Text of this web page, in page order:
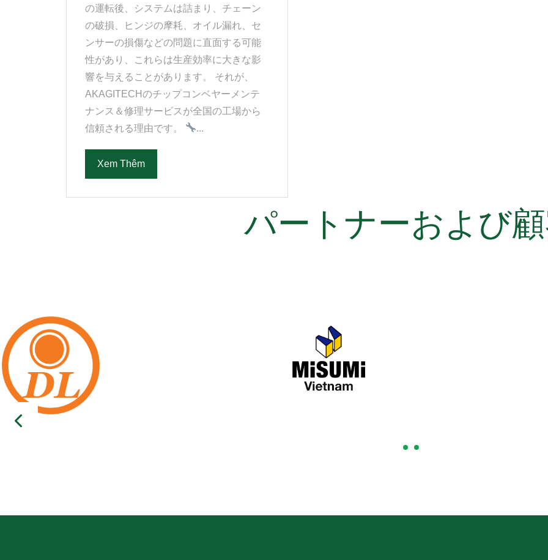
の運転後、システムは詰まり、チェーン
の破損、ヒンジの摩耗、オイル漏れ、セ
ンサーの損傷などの問題に直面する可能
性があり、これらは生産効率に大きな影
響を与えることがあります。 それが、
AKAGITECHのチップコンベヤーメンテ
ナンス＆修理サービスが全国の工場から
信頼される理由です。
...
Xem Thêm
パートナーおよび